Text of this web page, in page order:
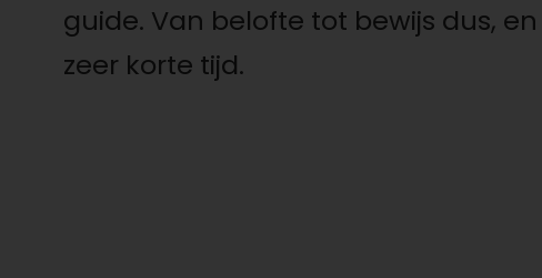
guide. Van belofte tot bewijs dus,
zeer korte tijd.